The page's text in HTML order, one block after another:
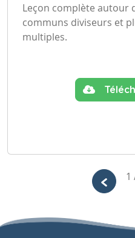
Leçon complète autour
communs diviseurs et
multiples.
1